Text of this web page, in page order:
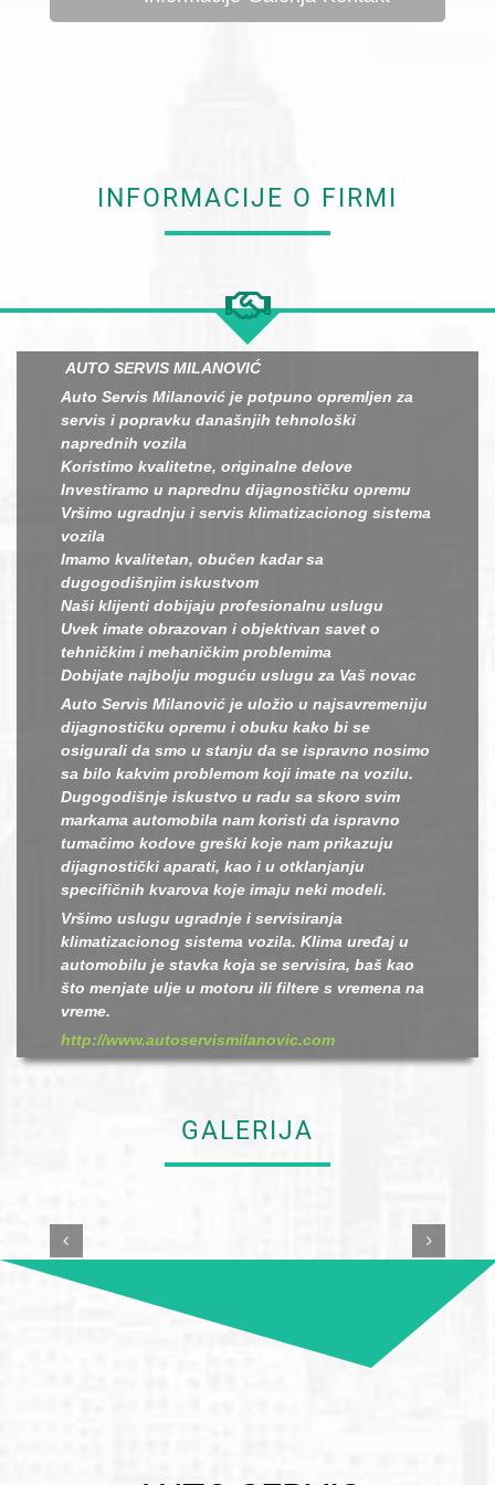
INFORMACIJE O FIRMI
AUTO SERVIS MILANOVIĆ
Auto Servis Milanović je potpuno opremljen za
servis i popravku današnjih tehnološki
naprednih vozila
Koristimo kvalitetne, originalne delove
Investiramo u naprednu dijagnostičku opremu
Vršimo ugradnju i servis klimatizacionog sistema
vozila
Imamo kvalitetan, obučen kadar sa
dugogodišnjim iskustvom
Naši klijenti dobijaju profesionalnu uslugu
Uvek imate obrazovan i objektivan savet o
tehničkim i mehaničkim problemima
Dobijate najbolju moguću uslugu za Vaš novac
Auto Servis Milanović je uložio u najsavremeniju
dijagnostičku opremu i obuku kako bi se
osigurali da smo u stanju da se ispravno nosimo
sa bilo kakvim problemom koji imate na vozilu.
Dugogodišnje iskustvo u radu sa skoro svim
markama automobila nam koristi da ispravno
tumačimo kodove greški koje nam prikazuju
dijagnostički aparati, kao i u otklanjanju
specifičnih kvarova koje imaju neki modeli.
Vršimo uslugu ugradnje i servisiranja
klimatizacionog sistema vozila. Klima uređaj u
automobilu je stavka koja se servisira, baš kao
što menjate ulje u motoru ili filtere s vremena na
vreme.
http://www.autoservismilanovic.com
GALERIJA